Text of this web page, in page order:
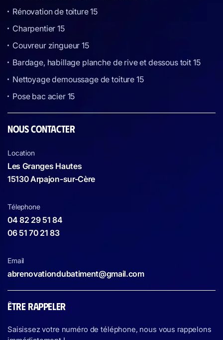
Rénovation de toiture 15
Charpentier 15
Couvreur zingueur 15
Bardage, habillage planche de rive et dessous toit 15
Nettoyage demoussage de toiture 15
Pose bac acier 15
NOUS CONTACTER
Location
Les Granges Hautes
15130 Arpajon-sur-Cère
Télephone
04 82 29 51 84
06 51 70 21 83
Email
abrenovationdubatiment@gmail.com
ÊTRE RAPPELER
Saisissez votre numéro de téléphone, nous vous rappelons